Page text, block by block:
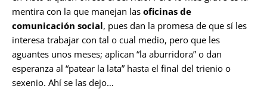
mentira con la que manejan las oficinas de
comunicación social, pues dan la promesa de que sí les
interesa trabajar con tal o cual medio, pero que les
aguantes unos meses; aplican “la aburridora” o dan
esperanza al “patear la lata” hasta el final del trienio o
sexenio. Ahí se las dejo…